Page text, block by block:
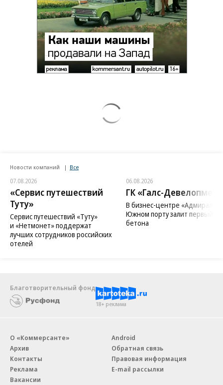
Новости компаний Все
07.08.2026
«Сервис путешествий
Туту»
Сервис путешествий «Туту»
и «Нетмонет» поддержат
лучших сотрудников российских
отелей
06.08.2026
ГК «Галс-
В бизнес-центре «Адмирал» в
Южном порту залит первый
бетона
Благотворительный фонд
18+ реклама
О «Коммерсанте»
Архив
Контакты
Реклама
Вакансии
Android
Обратная связь
Правовая информация
E-mail рассылки